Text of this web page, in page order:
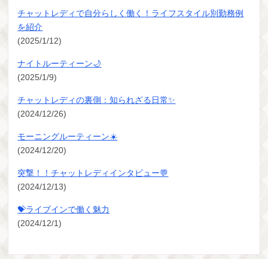
チャットレディで自分らしく働く！ライフスタイル別勤務例
を紹介
(2025/1/12)
ナイトルーティーン🌙
(2025/1/9)
チャットレディの裏側：知られざる日常✨
(2024/12/26)
モーニングルーティーン☀️
(2024/12/20)
突撃！！チャットレディインタビュー💬
(2024/12/13)
💝ライブインで働く魅力
(2024/12/1)